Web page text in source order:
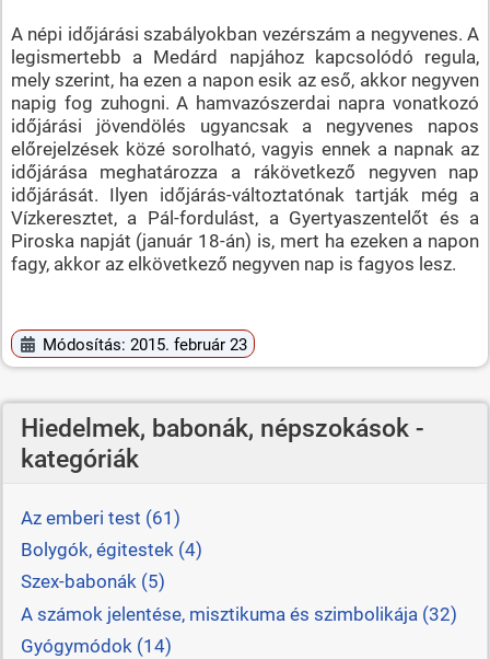
A népi időjárási szabályokban vezérszám a negyvenes. A
legismertebb a Medárd napjához kapcsolódó regula,
mely szerint, ha ezen a napon esik az eső, akkor negyven
napig fog zuhogni. A hamvazószerdai napra vonatkozó
időjárási jövendölés ugyancsak a negyvenes napos
előrejelzések közé sorolható, vagyis ennek a napnak az
időjárása meghatározza a rákövetkező negyven nap
időjárását. Ilyen időjárás-változtatónak tartják még a
Vízkeresztet, a Pál-fordulást, a Gyertyaszentelőt és a
Piroska napját (január 18-án) is, mert ha ezeken a napon
fagy, akkor az elkövetkező negyven nap is fagyos lesz.
Módosítás: 2015. február 23
Hiedelmek, babonák, népszokások -
kategóriák
Az emberi test (61)
Bolygók, égitestek (4)
Szex-babonák (5)
A számok jelentése, misztikuma és szimbolikája (32)
Gyógymódok (14)